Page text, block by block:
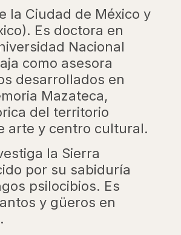
la Ciudad de México y
Es doctora en
Nacional
como asesora
desarrollados en
Mazateca,
del territorio
arte y centro cultural.
la Sierra
por su sabiduría
psilocibios. Es
y güeros en